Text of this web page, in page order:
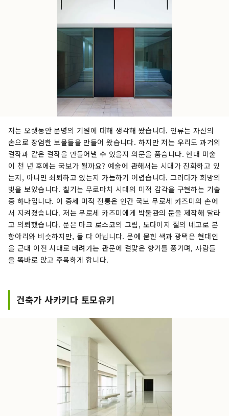
저는 오랫동안 문명의 기원에 대해 생각해 왔습니다. 인류는 자신의
손으로 장엄한 보물들을 만들어 왔습니다. 하지만 저는 우리도 과거의
걸작과 같은 걸작을 만들어낼 수 있을지 의문을 품습니다. 현대 미술
이 천 년 후에는 국보가 될까요? 예술에 관해서는 시대가 진화하고 있
는지, 아니면 쇠퇴하고 있는지 가늠하기 어렵습니다. 그러다가 희망의
빛을 보았습니다. 칠기는 무로마치 시대의 미적 감각을 구현하는 기술
중 하나입니다. 이 중세 미적 전통은 인간 국보 무로세 카즈미의 손에
서 지켜졌습니다. 저는 무로세 카즈미에게 박물관의 문을 제작해 달라
고 의뢰했습니다. 문은 마크 로스코의 그림, 도다이지 절의 네고로 본
항아리와 비슷하지만, 둘 다 아닙니다. 문에 묻힌 색과 광택은 현대인
을 근대 이전 시대로 데려가는 관문에 걸맞은 향기를 풍기며, 사람들
을 똑바로 앉고 주목하게 합니다.
건축가 사카키다 토모유키